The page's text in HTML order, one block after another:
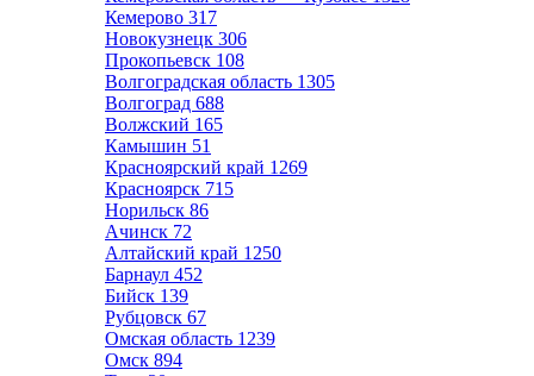
Кемерово 317
Новокузнецк 306
Прокопьевск 108
Волгоградская область 1305
Волгоград 688
Волжский 165
Камышин 51
Красноярский край 1269
Красноярск 715
Норильск 86
Ачинск 72
Алтайский край 1250
Барнаул 452
Бийск 139
Рубцовск 67
Омская область 1239
Омск 894